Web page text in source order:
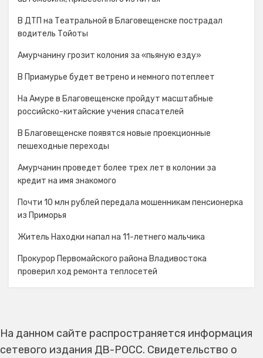
В ДТП на Театральной в Благовещенске пострадал
водитель Тойоты
Амурчанину грозит колония за «пьяную езду»
В Приамурье будет ветрено и немного потеплеет
На Амуре в Благовещенске пройдут масштабные
российско-китайские учения спасателей
В Благовещенске появятся новые проекционные
пешеходные переходы
Амурчанин проведет более трех лет в колонии за
кредит на имя знакомого
Почти 10 млн рублей передала мошенникам пенсионерка
из Приморья
Житель Находки напал на 11-летнего мальчика
Прокурор Первомайского района Владивостока
проверил ход ремонта теплосетей
На данном сайте распространяется информация
сетевого издания ДВ-РОСС. Свидетельство о